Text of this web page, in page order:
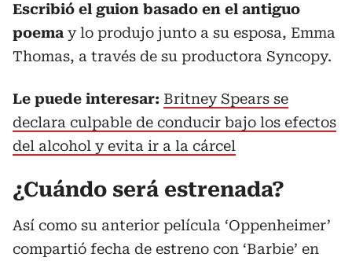
Escribió el guion basado en el antiguo
poema y lo produjo junto a su esposa, Emma
Thomas, a través de su productora Syncopy.
Le puede interesar: Britney Spears se
declara culpable de conducir bajo los efectos
del alcohol y evita ir a la cárcel
¿Cuándo será estrenada?
Así como su anterior película ‘Oppenheimer’
compartió fecha de estreno con ‘Barbie’ en